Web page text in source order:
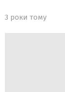
3 роки тому